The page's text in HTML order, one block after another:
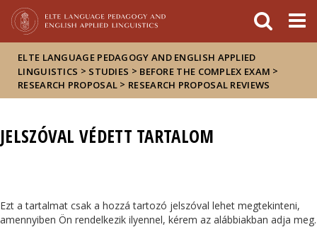
Hírek
Események
ELTE a
sajtóban
ELTE LANGUAGE PEDAGOGY AND ENGLISH APPLIED
LINGUISTICS > STUDIES > BEFORE THE COMPLEX EXAM >
RESEARCH PROPOSAL > RESEARCH PROPOSAL REVIEWS
JELSZÓVAL VÉDETT TARTALOM
Ezt a tartalmat csak a hozzá tartozó jelszóval lehet megtekinteni,
amennyiben Ön rendelkezik ilyennel, kérem az alábbiakban adja meg.